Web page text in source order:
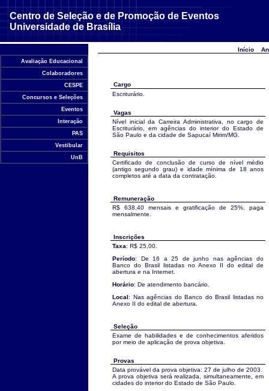
Centro de Seleção e de Promoção de Eventos
Universidade de Brasília
Avaliação Educacional
Colaboradores
CESPE
Concursos e Seleções
Eventos
Interação
PAS
Vestibular
UnB
Início
Cargo
Escriturário.
Vagas
Nível inicial da Carreira Administrativa, no cargo de
Escriturário, em agências do interior do Estado de
São Paulo e da cidade de Sapucaí Mirim/MG.
Requisitos
Certificado de conclusão de curso de nível médio
(antigo segundo grau) e idade mínima de 18 anos
completos até a data da contratação.
Remuneração
R$ 638,40 mensais e gratificação de 25%, paga
mensalmente.
Inscrições
Taxa: R$ 25,00.
Período: De 16 a 25 de junho nas agências do
Banco do Brasil listadas no Anexo II do edital de
abertura e na Internet.
Horário: De atendimento bancário.
Local: Nas agências do Banco do Brasil listadas no
Anexo II do edital de abertura.
Seleção
Exame de habilidades e de conhecimentos aferidos
por meio de aplicação de prova objetiva.
Provas
Data provável da prova objetiva: 27 de julho de 2003.
A prova objetiva será realizada, simultaneamente, em
cidades do interior do Estado de São Paulo.